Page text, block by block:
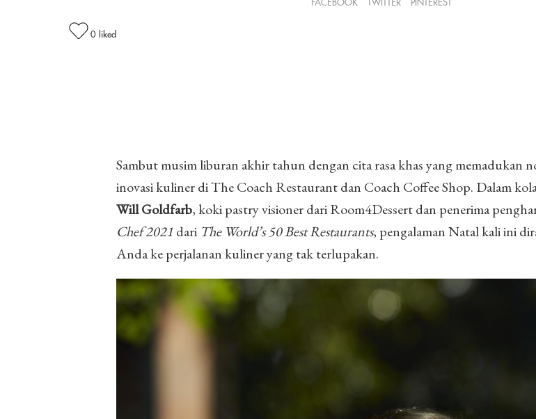
FACEBOOK
TWITTER PINTEREST
0 liked
Sambut musim liburan akhir tahun dengan cita rasa khas yang memadukan
inovasi kuliner di The Coach Restaurant dan Coach Coffee Shop. Dalam
Will Goldfarb, koki pastry visioner dari Room4Dessert dan penerima
Chef 2021 dari The World’s 50 Best Restaurants, pengalaman Natal kali ini
Anda ke perjalanan kuliner yang tak terlupakan.